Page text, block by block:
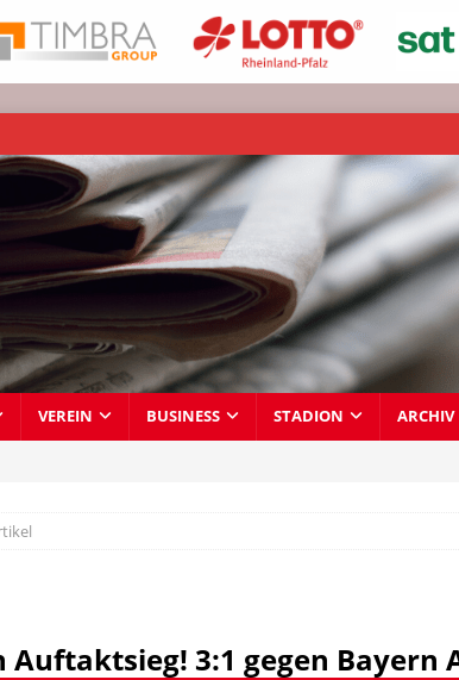
VEREIN BUSINESS STADION ARCHIV
3:1 gegen Bayern